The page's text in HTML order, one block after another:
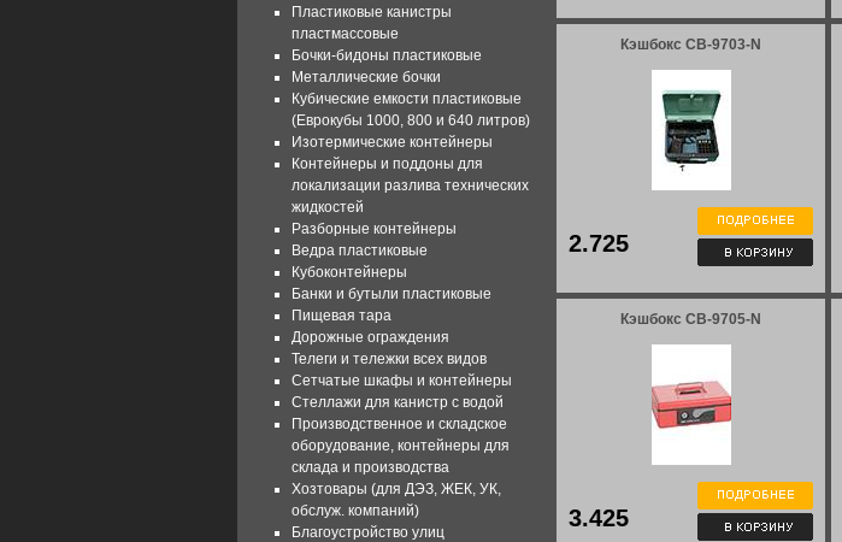
Пластиковые канистры
пластмассовые
Бочки-бидоны пластиковые
Металлические бочки
Кубические емкости пластиковые
(Еврокубы 1000, 800 и 640 литров)
Изотермические контейнеры
Контейнеры и поддоны для
локализации разлива технических
жидкостей
Разборные контейнеры
Ведра пластиковые
Кубоконтейнеры
Банки и бутыли пластиковые
Пищевая тара
Дорожные ограждения
Телеги и тележки всех видов
Сетчатые шкафы и контейнеры
Стеллажи для канистр с водой
Производственное и складское
оборудование, контейнеры для
склада и производства
Хозтовары (для ДЭЗ, ЖЕК, УК,
обслуж. компаний)
Благоустройство улиц
Кэшбокс CB-9703-N
2.725
Кэшбокс CB-9705-N
3.425